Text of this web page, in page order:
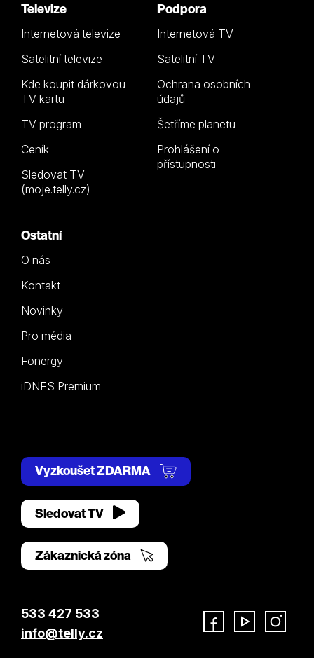
Televize
Internetová televize
Satelitní televize
Kde koupit dárkovou
TV kartu
TV program
Ceník
Sledovat TV
(moje.telly.cz)
Podpora
Internetová TV
Satelitní TV
Ochrana osobních
údajů
Šetříme planetu
Prohlášení o
přístupnosti
Ostatní
O nás
Kontakt
Novinky
Pro média
Fonergy
iDNES Premium
Vyzkoušet ZDARMA
Sledovat TV
Zákaznická zóna
533 427 533
info@telly.cz